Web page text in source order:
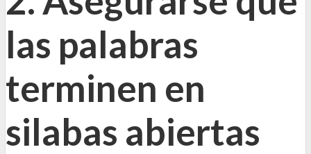
las palabras
terminen en
silabas abiertas